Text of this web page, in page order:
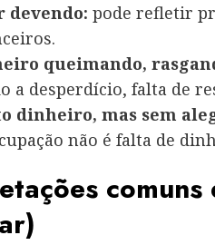
devendo: pode refletir
queimando,
a desperdício, falta de
dinheiro, mas sem
não é falta de